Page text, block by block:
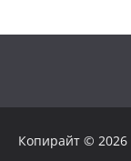
Копирайт © 2026